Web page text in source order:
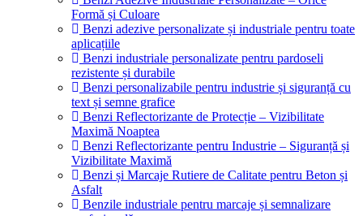
Formă și Culoare
Benzi adezive personalizate și industriale pentru toate
aplicațiile
Benzi industriale personalizate pentru pardoseli
rezistente și durabile
Benzi personalizabile pentru industrie și siguranță cu
text și semne grafice
Benzi Reflectorizante de Protecție – Vizibilitate
Maximă Noaptea
Benzi Reflectorizante pentru Industrie – Siguranță și
Vizibilitate Maximă
Benzi și Marcaje Rutiere de Calitate pentru Beton și
Asfalt
Benzile industriale pentru marcaje și semnalizare